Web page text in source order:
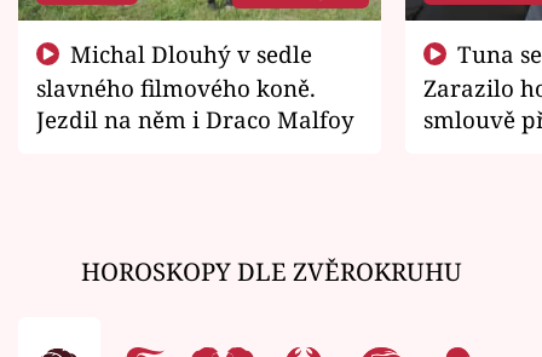
slavného filmového koně.
Jezdil na něm i Draco Malfoy
Zarazilo
smlouvě
HOROSKOPY DLE ZVĚROKRUHU